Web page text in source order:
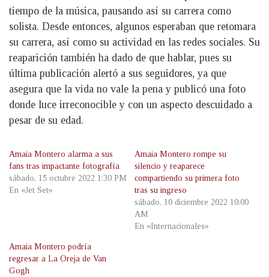
tiempo de la música, pausando así su carrera como
solista. Desde entonces, algunos esperaban que retomara
su carrera, así como su actividad en las redes sociales. Su
reaparición también ha dado de que hablar, pues su
última publicación alertó a sus seguidores, ya que
asegura que la vida no vale la pena y publicó una foto
donde luce irreconocible y con un aspecto descuidado a
pesar de su edad.
Amaia Montero alarma a sus
fans tras impactante fotografía
sábado, 15 octubre 2022 1:30 PM
En «Jet Set»
Amaia Montero rompe su
silencio y reaparece
compartiendo su primera foto
tras su ingreso
sábado, 10 diciembre 2022 10:00
AM
En «Internacionales»
Amaia Montero podría
regresar a La Oreja de Van
Gogh